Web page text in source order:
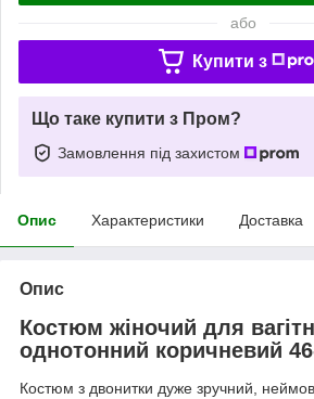
або
Купити з
Що таке купити з Пром?
Замовлення під захистом
Опис Характеристики Доставка
Опис
Костюм жіночий для
однотонний коричневий
Костюм з двонитки дуже зручний,